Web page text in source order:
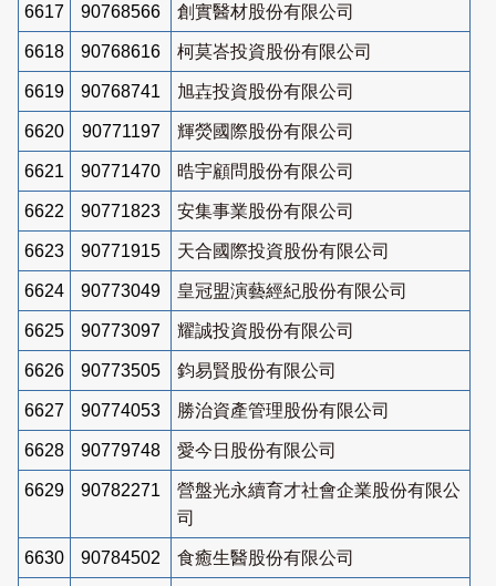
6617 90768566 創實醫材股份有限公司
6618 90768616 柯莫峇投資股份有限公司
6619 90768741 旭壵投資股份有限公司
6620 90771197 輝熒國際股份有限公司
6621 90771470 晧宇顧問股份有限公司
6622 90771823 安集事業股份有限公司
6623 90771915 天合國際投資股份有限公司
6624 90773049 皇冠盟演藝經紀股份有限公司
6625 90773097 耀誠投資股份有限公司
6626 90773505 鈞易賢股份有限公司
6627 90774053 勝治資產管理股份有限公司
6628 90779748 愛今日股份有限公司
6629 90782271
營盤光永續育才社會企業股份有限公
司
6630 90784502 食癒生醫股份有限公司